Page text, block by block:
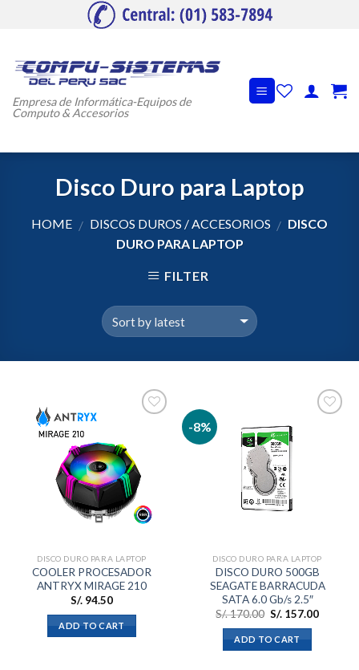
Empresa de Informática-Equipos de
Computo & Accesorios
Disco Duro para Laptop
HOME / DISCOS DUROS / ACCESORIOS / DISCO
DURO PARA LAPTOP
FILTER
lista de
deseos
DISCO DURO PARA LAPTOP
COOLER PROCESADOR
ANTRYX MIRAGE 210
S/. 94.50
ADD TO CART
-8%
DISCO DURO PARA LAPTOP
DISCO DURO 500GB
SEAGATE BARRACUDA
SATA 6.0 Gb/s 2.5″
S/.170.00 S/. 157.00
ADD TO CART